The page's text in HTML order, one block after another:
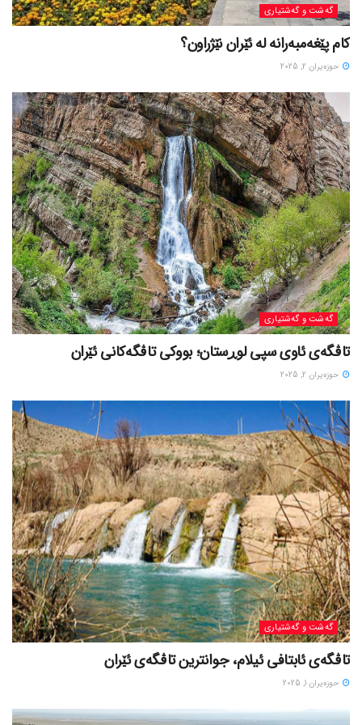
گه‌شت و گه‌شتیاری
کام پێغەمبەرانە لە ئێران نێژراون؟
حوزه‌یران 2, 2025
گه‌شت و گه‌شتیاری
تاڤگەی ئاوی سپی لوڕستان؛ بووکی تاڤگەکانی ئێران
حوزه‌یران 2, 2025
گه‌شت و گه‌شتیاری
تاڤگەی ئابتافی ئیلام، جوانترین تاڤگەی ئێران
حوزه‌یران 1, 2025